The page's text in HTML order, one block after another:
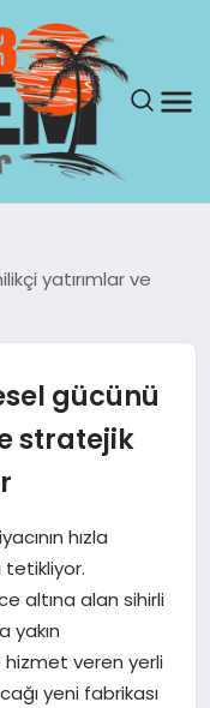
yatırımlar ve
gücünü
stratejik
hızla
tetikliyor.
altına alan sihirli
yakın
hizmet veren yerli
yeni fabrikası